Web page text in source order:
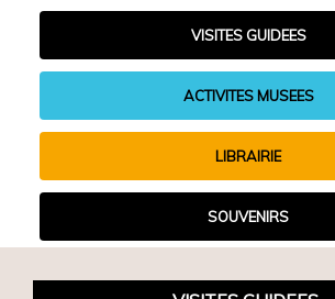
VISITES GUIDEES
ACTIVITES MUSEES
LIBRAIRIE
SOUVENIRS